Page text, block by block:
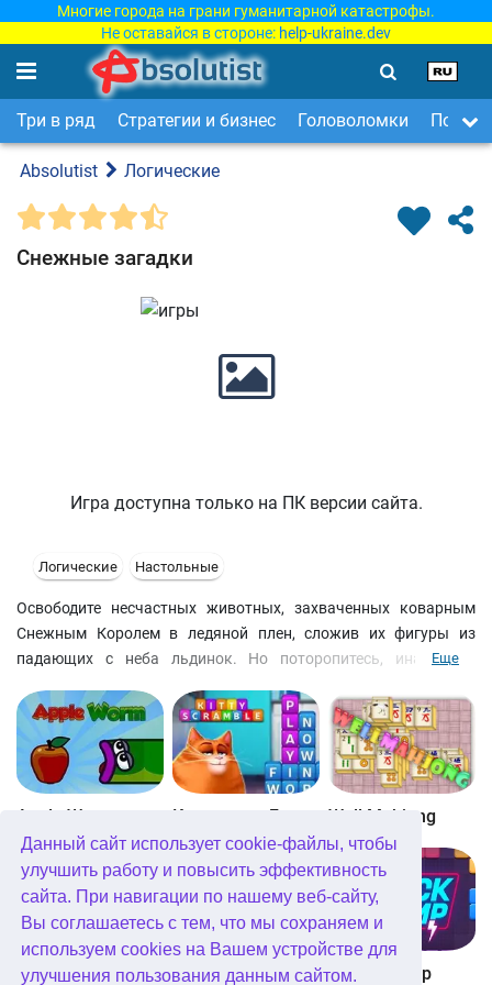
Данный сайт использует cookie-файлы, чтобы
улучшить работу и повысить эффективность
сайта. При навигации по нашему веб-сайту,
Вы соглашаетесь с тем, что мы сохраняем и
используем cookies на Вашем устройстве для
улучшения пользования данным сайтом.
Многие города на грани гуманитарной катастрофы.
Не оставайся в стороне: help-ukraine.dev
Три в ряд Стратегии и бизнес Головоломки Поиск
Absolutist Логические
Снежные загадки
Игра доступна только на ПК версии сайта.
Логические Настольные
Освободите несчастных животных, захваченных коварным
Снежным Королем в ледяной плен, сложив их фигуры из
падающих с неба льдинок. Но поторопитесь, иначе лед
тропический остров.
Еще
Apple Worm Well Mahjong
Digitz! The Daily Diagonal Sudoku Block Champ